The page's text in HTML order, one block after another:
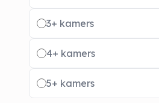
3+ kamers
4+ kamers
5+ kamers